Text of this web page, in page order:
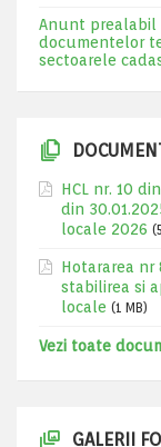
Anunt prealabil
documentelor
sectoarele
HCL nr. 10
din
locale 2026
Hotararea nr
stabilirea si
locale (1 MB)
Vezi toate
GALERII